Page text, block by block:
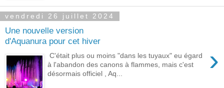
vendredi 26 juillet 2024
Une nouvelle version
d'Aquanura pour cet hiver
›
C'était plus ou moins "dans les tuyaux" eu égard
à l'abandon des canons à flammes, mais c'est
désormais officiel , Aq...